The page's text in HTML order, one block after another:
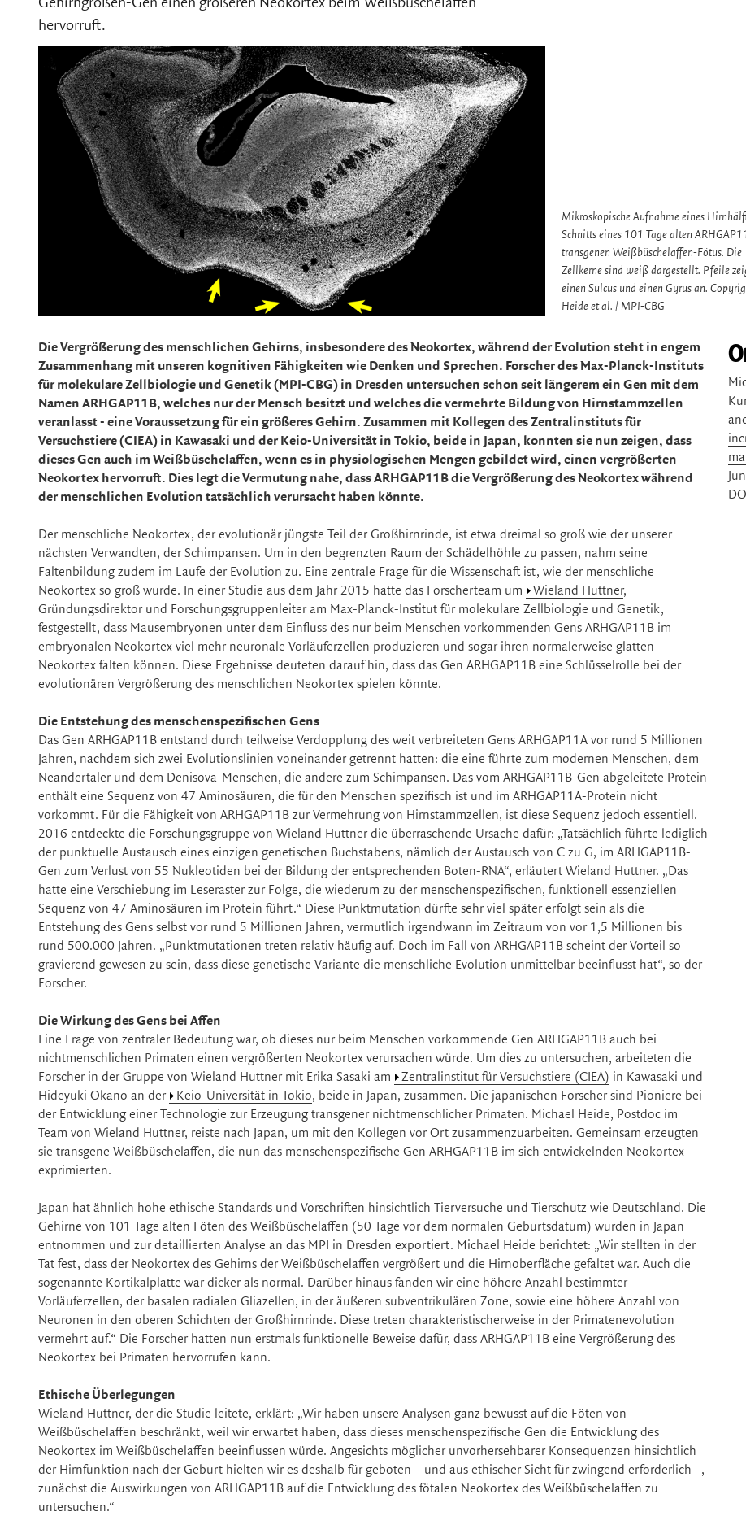
Gehirngrößen-Gen einen größeren Neokortex beim Weißbüschelaffen
hervorruft.
Mikroskopische Aufnahme eines
Schnitts eines 101 Tage alten
transgenen Weißbüschelaffen-Fötus. Die
Zellkerne sind weiß dargestellt. Pfeile
einen Sulcus und einen Gyrus an.
Heide et al. / MPI-CBG
Die Vergrößerung des menschlichen Gehirns, insbesondere des Neokortex, während der Evolution steht in engem
Zusammenhang mit unseren kognitiven Fähigkeiten wie Denken und Sprechen. Forscher des Max-Planck-Instituts
für molekulare Zellbiologie und Genetik (MPI-CBG) in Dresden untersuchen schon seit längerem ein Gen mit dem
Namen ARHGAP11B, welches nur der Mensch besitzt und welches die vermehrte Bildung von Hirnstammzellen
veranlasst - eine Voraussetzung für ein größeres Gehirn. Zusammen mit Kollegen des Zentralinstituts für
Versuchstiere (CIEA) in Kawasaki und der Keio-Universität in Tokio, beide in Japan, konnten sie nun zeigen, dass
dieses Gen auch im Weißbüschelaffen, wenn es in physiologischen Mengen gebildet wird, einen vergrößerten
Neokortex hervorruft. Dies legt die Vermutung nahe, dass ARHGAP11B die Vergrößerung des Neokortex während
der menschlichen Evolution tatsächlich verursacht haben könnte.
Der menschliche Neokortex, der evolutionär jüngste Teil der Großhirnrinde, ist etwa dreimal so groß wie der unserer
nächsten Verwandten, der Schimpansen. Um in den begrenzten Raum der Schädelhöhle zu passen, nahm seine
Faltenbildung zudem im Laufe der Evolution zu. Eine zentrale Frage für die Wissenschaft ist, wie der menschliche
Neokortex so groß wurde. In einer Studie aus dem Jahr 2015 hatte das Forscherteam um
Wieland Huttner,
Gründungsdirektor und Forschungsgruppenleiter am Max-Planck-Institut für molekulare Zellbiologie und Genetik,
festgestellt, dass Mausembryonen unter dem Einfluss des nur beim Menschen vorkommenden Gens ARHGAP11B im
embryonalen Neokortex viel mehr neuronale Vorläuferzellen produzieren und sogar ihren normalerweise glatten
Neokortex falten können. Diese Ergebnisse deuteten darauf hin, dass das Gen ARHGAP11B eine Schlüsselrolle bei der
evolutionären Vergrößerung des menschlichen Neokortex spielen könnte.
Die Entstehung des menschenspezifischen Gens
Das Gen ARHGAP11B entstand durch teilweise Verdopplung des weit verbreiteten Gens ARHGAP11A vor rund 5 Millionen
Jahren, nachdem sich zwei Evolutionslinien voneinander getrennt hatten: die eine führte zum modernen Menschen, dem
Neandertaler und dem Denisova-Menschen, die andere zum Schimpansen. Das vom ARHGAP11B-Gen abgeleitete Protein
enthält eine Sequenz von 47 Aminosäuren, die für den Menschen spezifisch ist und im ARHGAP11A-Protein nicht
vorkommt. Für die Fähigkeit von ARHGAP11B zur Vermehrung von Hirnstammzellen, ist diese Sequenz jedoch essentiell.
2016 entdeckte die Forschungsgruppe von Wieland Huttner die überraschende Ursache dafür: „Tatsächlich führte lediglich
der punktuelle Austausch eines einzigen genetischen Buchstabens, nämlich der Austausch von C zu G, im ARHGAP11B-
Gen zum Verlust von 55 Nukleotiden bei der Bildung der entsprechenden Boten-RNA“, erläutert Wieland Huttner. „Das
hatte eine Verschiebung im Leseraster zur Folge, die wiederum zu der menschenspezifischen, funktionell essenziellen
Sequenz von 47 Aminosäuren im Protein führt.“ Diese Punktmutation dürfte sehr viel später erfolgt sein als die
Entstehung des Gens selbst vor rund 5 Millionen Jahren, vermutlich irgendwann im Zeitraum von vor 1,5 Millionen bis
rund 500.000 Jahren. „Punktmutationen treten relativ häufig auf. Doch im Fall von ARHGAP11B scheint der Vorteil so
gravierend gewesen zu sein, dass diese genetische Variante die menschliche Evolution unmittelbar beeinflusst hat“, so der
Forscher.
Die Wirkung des Gens bei Affen
Eine Frage von zentraler Bedeutung war, ob dieses nur beim Menschen vorkommende Gen ARHGAP11B auch bei
nichtmenschlichen Primaten einen vergrößerten Neokortex verursachen würde. Um dies zu untersuchen, arbeiteten die
Forscher in der Gruppe von Wieland Huttner mit Erika Sasaki am
Zentralinstitut für Versuchstiere (CIEA) in Kawasaki und
Hideyuki Okano an der
Keio-Universität in Tokio, beide in Japan, zusammen. Die japanischen Forscher sind Pioniere bei
der Entwicklung einer Technologie zur Erzeugung transgener nichtmenschlicher Primaten. Michael Heide, Postdoc im
Team von Wieland Huttner, reiste nach Japan, um mit den Kollegen vor Ort zusammenzuarbeiten. Gemeinsam erzeugten
sie transgene Weißbüschelaffen, die nun das menschenspezifische Gen ARHGAP11B im sich entwickelnden Neokortex
exprimierten.
Japan hat ähnlich hohe ethische Standards und Vorschriften hinsichtlich Tierversuche und Tierschutz wie Deutschland. Die
Gehirne von 101 Tage alten Föten des Weißbüschelaffen (50 Tage vor dem normalen Geburtsdatum) wurden in Japan
entnommen und zur detaillierten Analyse an das MPI in Dresden exportiert. Michael Heide berichtet: „Wir stellten in der
Tat fest, dass der Neokortex des Gehirns der Weißbüschelaffen vergrößert und die Hirnoberfläche gefaltet war. Auch die
sogenannte Kortikalplatte war dicker als normal. Darüber hinaus fanden wir eine höhere Anzahl bestimmter
Vorläuferzellen, der basalen radialen Gliazellen, in der äußeren subventrikulären Zone, sowie eine höhere Anzahl von
Neuronen in den oberen Schichten der Großhirnrinde. Diese treten charakteristischerweise in der Primatenevolution
vermehrt auf.“ Die Forscher hatten nun erstmals funktionelle Beweise dafür, dass ARHGAP11B eine Vergrößerung des
Neokortex bei Primaten hervorrufen kann.
Ethische Überlegungen
Wieland Huttner, der die Studie leitete, erklärt: „Wir haben unsere Analysen ganz bewusst auf die Föten von
Weißbüschelaffen beschränkt, weil wir erwartet haben, dass dieses menschenspezifische Gen die Entwicklung des
Neokortex im Weißbüschelaffen beeinflussen würde. Angesichts möglicher unvorhersehbarer Konsequenzen hinsichtlich
der Hirnfunktion nach der Geburt hielten wir es deshalb für geboten – und aus ethischer Sicht für zwingend erforderlich –,
zunächst die Auswirkungen von ARHGAP11B auf die Entwicklung des fötalen Neokortex des Weißbüschelaffen zu
untersuchen.“